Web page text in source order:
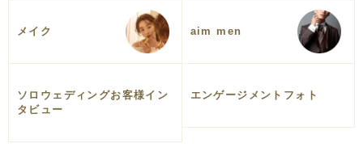
メイク aim men
ソロウェディングお客様イン
タビュー
エンゲージメントフォト